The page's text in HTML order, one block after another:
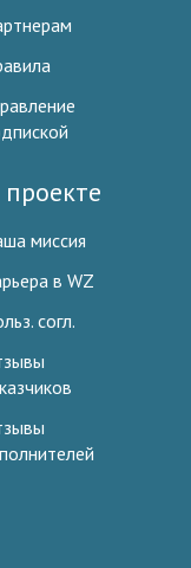
миссия
в WZ
согл.